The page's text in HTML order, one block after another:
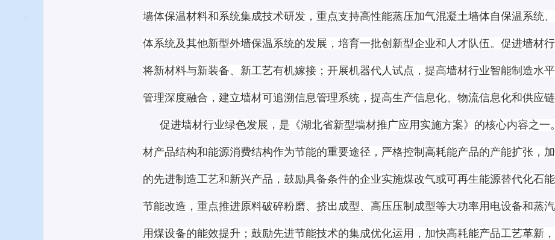
墙体保温材料和系统集成技术研发，重点支持高性能蒸压加气混凝土墙体自保温系统
体系统及其他新型外墙保温系统的发展，培育一批创新型企业和人才队伍。促进墙材
将新材料与新装备、新工艺有机嫁接；开展机器代人试点，提高墙材行业智能制造水
管理深度融合，建立墙材可追溯信息管理系统，提高生产信息化、物流信息化和供应链
促进墙材行业绿色发展，是《湖北省新型墙材推广应用实施方案》的核心内容之一
材产品结构和能源消费结构作为节能的重要途径，严格控制高耗能产品的产能扩张，
的先进制造工艺和新兴产品，鼓励具备条件的企业实施煤改气或可再生能源替代化石
节能改造，重点推进原料破碎粉磨、挤出成型、高压压制成型等大功率用电设备和蒸
用煤设备的能效提升；鼓励先进节能技术的集成优化运用，加快高耗能产品工艺革新